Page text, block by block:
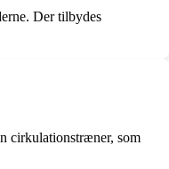
Der tilbydes
cirkulationstræner, som